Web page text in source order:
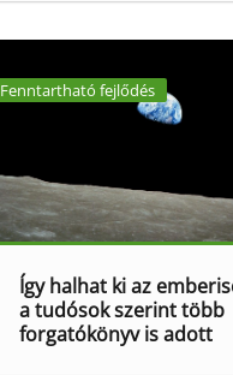
Fenntartható fejlődés
Így halhat ki az
a tudósok szerint több
forgatókönyv is adott